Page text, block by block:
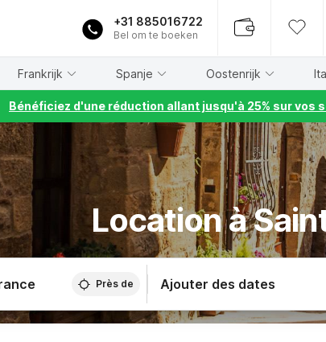
+31 885016722
Bel om te boeken
Frankrijk Spanje Oostenrijk
Bénéficiez d'une réduction allant jusqu'à 25% sur vos
Location à
Près de Ajouter des dates